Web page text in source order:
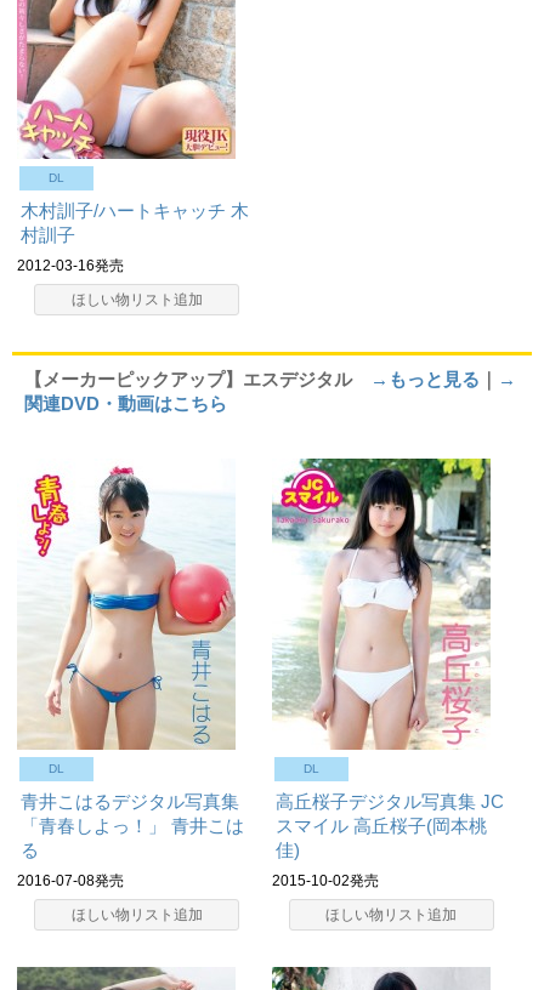
DL
木村訓子/ハートキャッチ 木
村訓子
2012-03-16発売
ほしい物リスト追加
【メーカーピックアップ】エスデジタル →もっと見る
→
関連DVD・動画はこちら
DL
青井こはるデジタル写真集
「青春しよっ！」
青井こは
る
2016-07-08発売
ほしい物リスト追加
DL
高丘桜子デジタル写真集 JC
スマイル 高丘桜子(岡本桃
佳)
2015-10-02発売
ほしい物リスト追加